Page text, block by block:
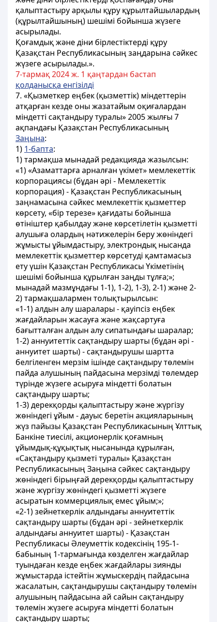
қалыптастыру арқылы құру құрылтайшылардың
(құрылтайшының) шешімі бойынша жүзеге
асырылады.
Қоғамдық және діни бірлестіктерді құру
Қазақстан Республикасының заңдарына сәйкес
жүзеге асырылады.».
7-тармақ 2024 ж. 1 қаңтардан бастап
қолданысқа енгізілді
7. «Қызметкер еңбек (қызметтік) міндеттерін
атқарған кезде оны жазатайым оқиғалардан
міндетті сақтандыру туралы» 2005 жылғы 7
ақпандағы Қазақстан Республикасының
Заңына:
1) 1-бапта:
1) тармақша мынадай редакцияда жазылсын:
«1) «Азаматтарға арналған үкімет» мемлекеттік
корпорациясы (бұдан әрі - Мемлекеттік
корпорация) - Қазақстан Республикасының
заңнамасына сәйкес мемлекеттік қызметтер
көрсету, «бір терезе» қағидаты бойынша
өтініштер қабылдау және көрсетілетін қызметті
алушыға олардың нәтижелерін беру жөніндегі
жұмысты ұйымдастыру, электрондық нысанда
мемлекеттік қызметтер көрсетуді қамтамасыз
ету үшін Қазақстан Республикасы Үкіметінің
шешімі бойынша құрылған заңды тұлға;»;
мынадай мазмұндағы 1-1), 1-2), 1-3), 2-1) және 2-
2) тармақшалармен толықтырылсын:
«1-1) алдын алу шаралары - қауіпсіз еңбек
жағдайларын жасауға және жақсартуға
бағытталған алдын алу сипатындағы шаралар;
1-2) аннуитеттік сақтандыру шарты (бұдан әрі -
аннуитет шарты) - сақтандырушы шартта
белгіленген мерзім ішінде сақтандыру төлемін
пайда алушының пайдасына мерзімді төлемдер
түрінде жүзеге асыруға міндетті болатын
сақтандыру шарты;
1-3) дерекқорды қалыптастыру және жүргізу
жөніндегі ұйым - дауыс беретін акцияларының
жүз пайызы Қазақстан Республикасының Ұлттық
Банкіне тиесілі, акционерлік қоғамның
ұйымдық-құқықтық нысанында құрылған,
«Сақтандыру қызметі туралы» Қазақстан
Республикасының Заңына сәйкес сақтандыру
жөніндегі бірыңғай дерекқорды қалыптастыру
және жүргізу жөніндегі қызметті жүзеге
асыратын коммерциялық емес ұйым;»;
«2-1) зейнеткерлік алдындағы аннуитеттік
сақтандыру шарты (бұдан әрі - зейнеткерлік
алдындағы аннуитет шарты) - Қазақстан
Республикасы Әлеуметтік кодексінің 195-1-
бабының 1-тармағында көзделген жағдайлар
туындаған кезде еңбек жағдайлары зиянды
жұмыстарда істейтін жұмыскердің пайдасына
жасалатын, сақтандырушы сақтандыру төлемін
алушының пайдасына ай сайын сақтандыру
төлемін жүзеге асыруға міндетті болатын
сақтандыру шарты;